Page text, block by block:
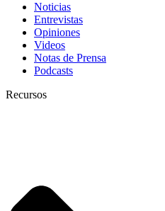
Noticias
Entrevistas
Opiniones
Videos
Notas de Prensa
Podcasts
Recursos